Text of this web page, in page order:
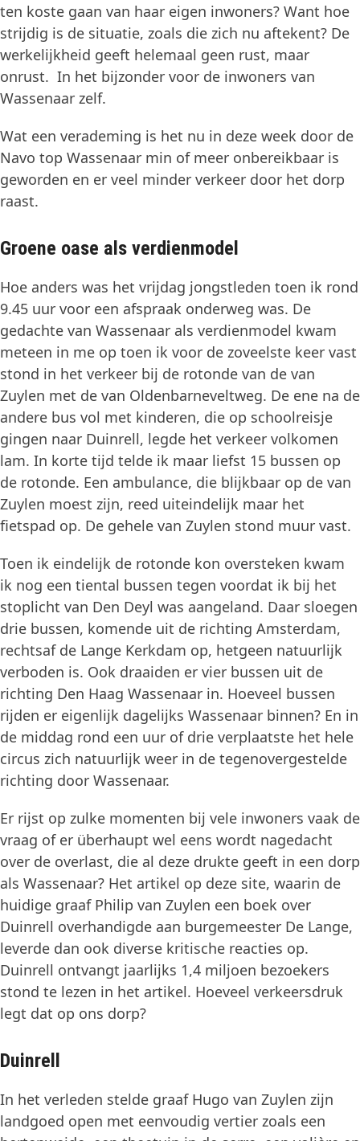
ten koste gaan van haar eigen inwoners? Want hoe
strijdig is de situatie, zoals die zich nu aftekent? De
werkelijkheid geeft helemaal geen rust, maar
onrust. In het bijzonder voor de inwoners van
Wassenaar zelf.
Wat een verademing is het nu in deze week door de
Navo top Wassenaar min of meer onbereikbaar is
geworden en er veel minder verkeer door het dorp
raast.
Groene oase als verdienmodel
Hoe anders was het vrijdag jongstleden toen ik rond
9.45 uur voor een afspraak onderweg was. De
gedachte van Wassenaar als verdienmodel kwam
meteen in me op toen ik voor de zoveelste keer vast
stond in het verkeer bij de rotonde van de van
Zuylen met de van Oldenbarneveltweg. De ene na de
andere bus vol met kinderen, die op schoolreisje
gingen naar Duinrell, legde het verkeer volkomen
lam. In korte tijd telde ik maar liefst 15 bussen op
de rotonde. Een ambulance, die blijkbaar op de van
Zuylen moest zijn, reed uiteindelijk maar het
fietspad op. De gehele van Zuylen stond muur vast.
Toen ik eindelijk de rotonde kon oversteken kwam
ik nog een tiental bussen tegen voordat ik bij het
stoplicht van Den Deyl was aangeland. Daar sloegen
drie bussen, komende uit de richting Amsterdam,
rechtsaf de Lange Kerkdam op, hetgeen natuurlijk
verboden is. Ook draaiden er vier bussen uit de
richting Den Haag Wassenaar in. Hoeveel bussen
rijden er eigenlijk dagelijks Wassenaar binnen? En in
de middag rond een uur of drie verplaatste het hele
circus zich natuurlijk weer in de tegenovergestelde
richting door Wassenaar.
Er rijst op zulke momenten bij vele inwoners vaak de
vraag of er überhaupt wel eens wordt nagedacht
over de overlast, die al deze drukte geeft in een dorp
als Wassenaar? Het artikel op deze site, waarin de
huidige graaf Philip van Zuylen een boek over
Duinrell overhandigde aan burgemeester De Lange,
leverde dan ook diverse kritische reacties op.
Duinrell ontvangt jaarlijks 1,4 miljoen bezoekers
stond te lezen in het artikel. Hoeveel verkeersdruk
legt dat op ons dorp?
Duinrell
In het verleden stelde graaf Hugo van Zuylen zijn
landgoed open met eenvoudig vertier zoals een